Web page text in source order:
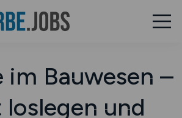
im Bauwesen –
und